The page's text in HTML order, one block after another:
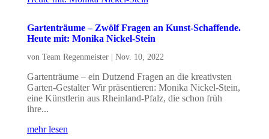
Gartenträume – Zwölf Fragen an Kunst-Schaffende.
Heute mit: Monika Nickel-Stein
von Team Regenmeister| Nov. 10, 2022
Gartenträume – ein Dutzend Fragen an die kreativsten
Garten-Gestalter Wir präsentieren: Monika Nickel-Stein,
eine Künstlerin aus Rheinland-Pfalz, die schon früh
ihre...
mehr lesen